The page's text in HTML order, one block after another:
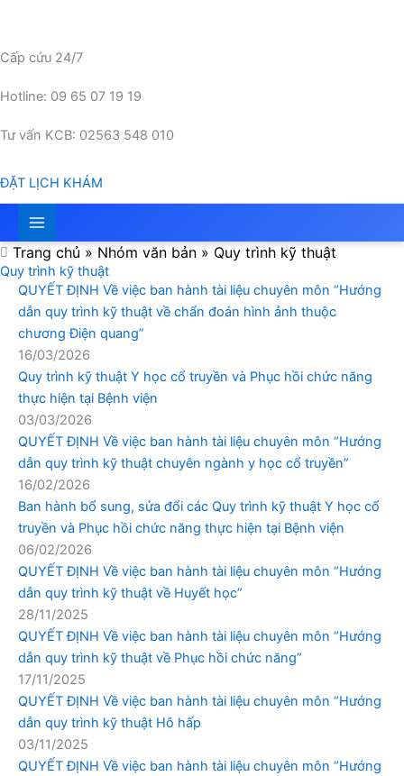
nội
Cấp cứu 24/7
Hotline: 09 65 07 19 19
Tư vấn KCB: 02563 548 010
ĐẶT LỊCH KHÁM
Trang chủ » Nhóm văn bản » Quy trình kỹ thuật
Quy trình kỹ thuật
QUYẾT ĐỊNH Về việc ban hành tài liệu chuyên môn “Hướng
dẫn quy trình kỹ thuật về chẩn đoán hình ảnh thuộc
chương Điện quang”
16/03/2026
Quy trình kỹ thuật Y học cổ truyền và Phục hồi chức năng
thực hiện tại Bệnh viện
03/03/2026
QUYẾT ĐỊNH Về việc ban hành tài liệu chuyên môn “Hướng
dẫn quy trình kỹ thuật chuyên ngành y học cổ truyền”
16/02/2026
Ban hành bổ sung, sửa đổi các Quy trình kỹ thuật Y học cổ
truyền và Phục hồi chức năng thực hiện tại Bệnh viện
06/02/2026
QUYẾT ĐỊNH Về việc ban hành tài liệu chuyên môn “Hướng
dẫn quy trình kỹ thuật về Huyết học”
28/11/2025
QUYẾT ĐỊNH Về việc ban hành tài liệu chuyên môn “Hướng
dẫn quy trình kỹ thuật về Phục hồi chức năng”
17/11/2025
QUYẾT ĐỊNH Về việc ban hành tài liệu chuyên môn “Hướng
dẫn quy trình kỹ thuật Hô hấp
03/11/2025
QUYẾT ĐỊNH Về việc ban hành tài liệu chuyên môn “Hướng